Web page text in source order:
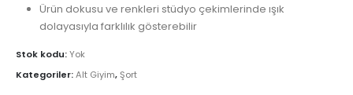
Ürün dokusu ve renkleri stüdyo çekimlerinde ışık
dolayasıyla farklılık gösterebilir
Stok kodu:Yok
Kategoriler:Alt Giyim,Şort